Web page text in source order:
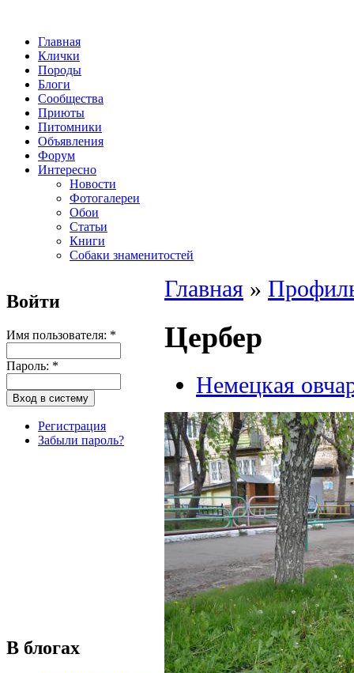
Главная
Клички
Породы
Блоги
Сообщества
Приюты
Питомники
Объявления
Форум
Интересно
Новости
Фотогалереи
Обои
Статьи
Книги
Собаки знаменитостей
Войти
Имя пользователя: *
Пароль: *
Регистрация
Забыли пароль?
В блогах
Главная »
Цербер
Немецкая